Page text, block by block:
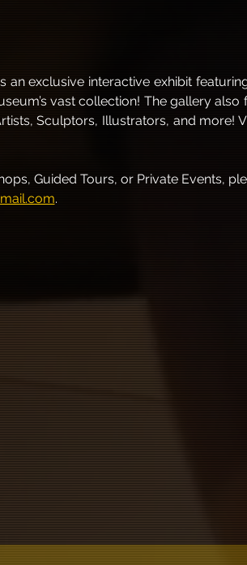
an exclusive interactive exhibit
vast collection! The gallery
Sculptors, Illustrators, and more!
Guided Tours, or Private Events,
.